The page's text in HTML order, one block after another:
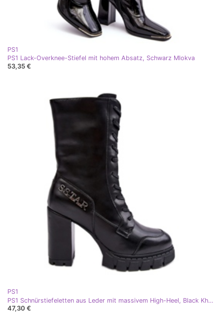
PS1
PS1 Lack-Overknee-Stiefel mit hohem Absatz, Schwarz Mlokva
53,35 €
PS1
PS1 Schnürstiefeletten aus Leder mit massivem High-Heel, Black Khariah schwarz
47,30 €